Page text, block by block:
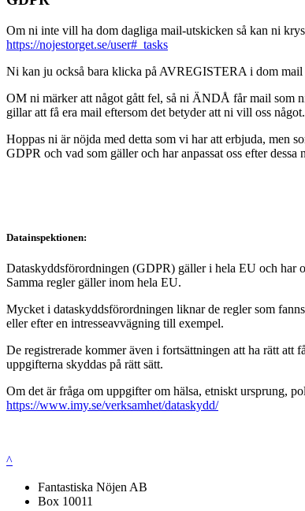
Om ni inte vill ha dom dagliga mail-utskicken så kan ni
https://nojestorget.se/user#_tasks
Ni kan ju också bara klicka på AVREGISTERA i dom mail
OM ni märker att något gått fel, så ni ÄNDÅ får mail som
gillar att få era mail eftersom det betyder att ni vill oss
Hoppas ni är nöjda med detta som vi har att erbjuda, men
GDPR och vad som gäller och har anpassat oss efter
Datainspektionen:
Dataskyddsförordningen (GDPR) gäller i hela EU och har
Samma regler gäller inom hela EU.
Mycket i dataskyddsförordningen liknar de regler som
eller efter en intresseavvägning till exempel.
De registrerade kommer även i fortsättningen att ha rätt att
uppgifterna skyddas på rätt sätt.
Om det är fråga om uppgifter om hälsa, etniskt ursprung,
https://www.imy.se/verksamhet/dataskydd/
^
Fantastiska Nöjen AB
Box 10011